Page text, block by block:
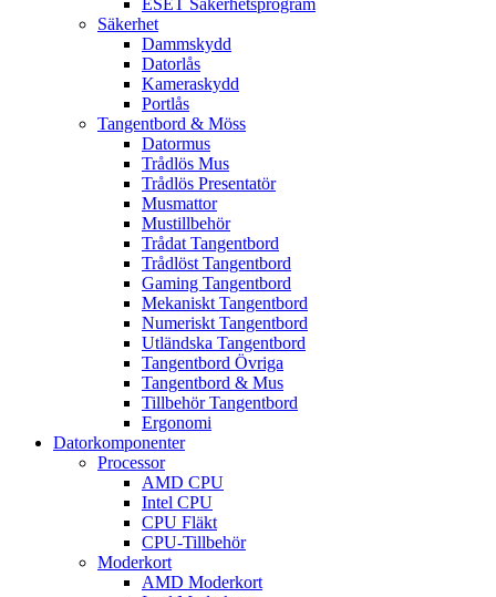
ESET Säkerhetsprogram
Säkerhet
Dammskydd
Datorlås
Kameraskydd
Portlås
Tangentbord & Möss
Datormus
Trådlös Mus
Trådlös Presentatör
Musmattor
Mustillbehör
Trådat Tangentbord
Trådlöst Tangentbord
Gaming Tangentbord
Mekaniskt Tangentbord
Numeriskt Tangentbord
Utländska Tangentbord
Tangentbord Övriga
Tangentbord & Mus
Tillbehör Tangentbord
Ergonomi
Datorkomponenter
Processor
AMD CPU
Intel CPU
CPU Fläkt
CPU-Tillbehör
Moderkort
AMD Moderkort